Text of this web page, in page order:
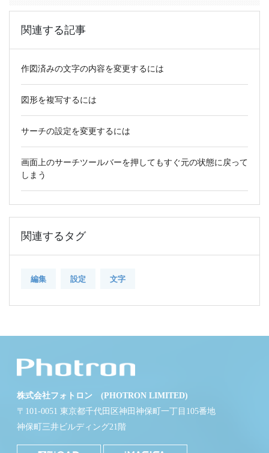
関連する記事
作図済みの文字の内容を変更するには
図形を複写するには
サーチの設定を変更するには
画面上のサーチツールバーを押してもすぐ元の状態に戻って
しまう
関連するタグ
編集 設定 文字
株式会社フォトロン (PHOTRON LIMITED)
〒101-0051 東京都千代田区神田神保町一丁目105番地
神保町三井ビルディング21階